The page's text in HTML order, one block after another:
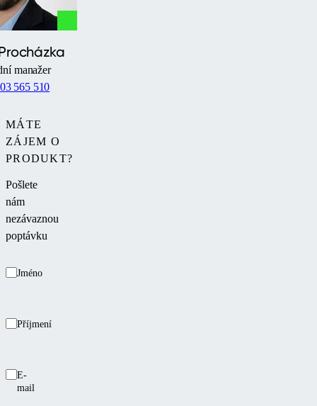
MÁTE
ZÁJEM O
PRODUKT?
Pošlete
nám
nezávaznou
poptávku
Jméno
Příjmení
E-
mail
manažer
565 510